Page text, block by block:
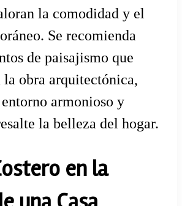
la comodidad y el
Se recomienda
de paisajismo que
obra arquitectónica,
armonioso y
la belleza del hogar.
en la